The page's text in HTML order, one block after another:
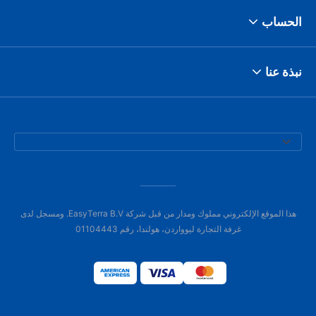
الحساب
نبذة عنا
هذا الموقع الإلكتروني مملوك ومدار من قبل شركة EasyTerra B.V. ومسجل لدى
غرفة التجارة ليوواردن، هولندا، رقم 01104443